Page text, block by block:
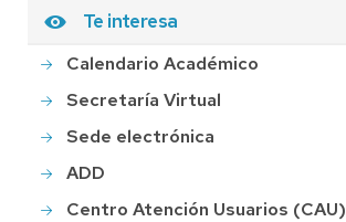
Te interesa
Calendario Académico
Secretaría Virtual
Sede electrónica
ADD
Centro Atención Usuarios (CAU)